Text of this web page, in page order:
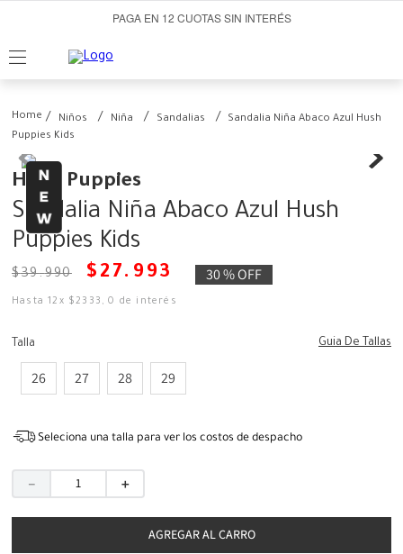
PAGA EN 12 CUOTAS SIN INTERÉS
Niños Niña Sandalias
Sandalia Niña Abaco Azul Hush
Puppies Kids
Hush Puppies
Sandalia Niña Abaco Azul Hush
Puppies Kids
$39.990 $ 27. 993 30 %OFF
Hasta12 x $2333 ,0 de interés
Talla Guia De Tallas
26 27 28 29
Seleciona una talla para ver los costos de despacho
＋
－
AGREGAR AL CARRO